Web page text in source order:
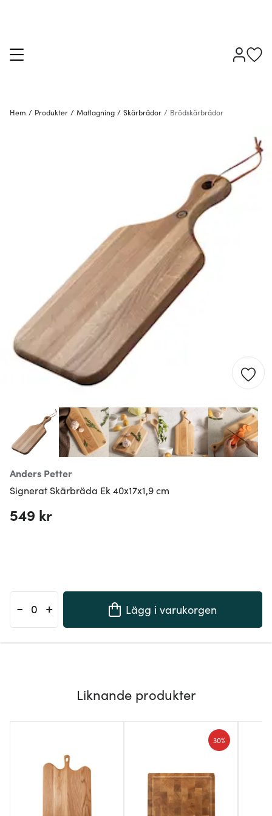
Hem / Produkter / Matlagning / Skärbrädor / Brödskärbrädor
Anders Petter
Signerat Skärbräda Ek 40x17x1,9 cm
549 kr
- + Lägg i varukorgen
Liknande produkter
30%